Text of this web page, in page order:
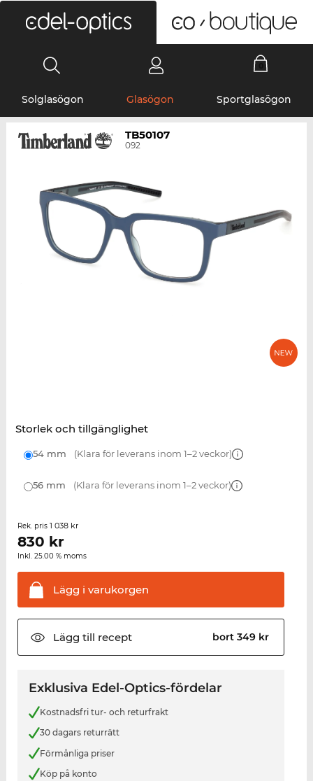
Solglasögon Glasögon Sportglasögon
TB50107
092
Storlek och tillgänglighet
54 mm (Klara för leverans inom 1–2 veckor)
56 mm (Klara för leverans inom 1–2 veckor)
Rek. pris 1 038 kr
830 kr
Inkl. 25.00 % moms
Lägg i varukorgen
Lägg till recept bort 349 kr
Exklusiva Edel-Optics-fördelar
Kostnadsfri tur- och returfrakt
30 dagars returrätt
Förmånliga priser
Köp på konto